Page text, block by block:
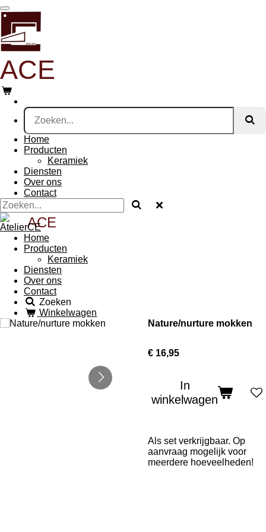
Ga
direct
naar
de
hoofdinhoud
ACE
Home
Producten
Keramiek
Diensten
Over ons
Contact
ACE
Home
Producten
Keramiek
Diensten
Over ons
Contact
Zoeken
Winkelwagen
Nature/nurture mokken
€ 16,95
In
winkelwagen
Als set verkrijgbaar. Op
aanvraag mogelijk voor
meerdere hoeveelheden!